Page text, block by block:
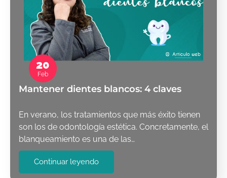
20
Feb
Mantener dientes blancos: 4 claves
En verano, los tratamientos que más éxito tienen
son los de odontología estética. Concretamente, el
blanqueamiento es una de las…
Continuar leyendo